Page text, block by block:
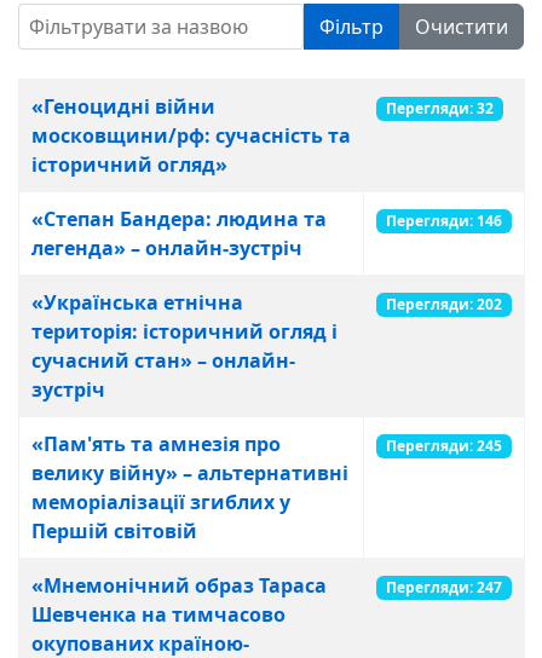
Фільтрувати за назвою Фільтр Очистити
Заголовок Перегляди
«Геноцидні війни
московщини/рф: сучасність та
історичний огляд»
Перегляди: 32
«Степан Бандера: людина та
легенда» – онлайн-зустріч
Перегляди: 146
«Українська етнічна
територія: історичний огляд і
сучасний стан» – онлайн-
зустріч
Перегляди: 202
«Пам'ять та амнезія про
велику війну» – альтернативні
меморіалізації згиблих у
Першій світовій
Перегляди: 245
«Мнемонічний образ Тараса
Шевченка на тимчасово
окупованих країною-
Перегляди: 247